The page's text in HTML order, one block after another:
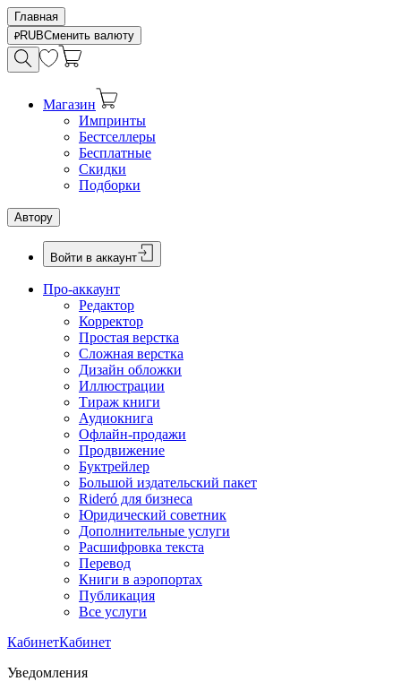
Главная
RUBСменить валюту
Магазин
Импринты
Бестселлеры
Бесплатные
Скидки
Подборки
Автору
Войти в аккаунт
Про-аккаунт
Редактор
Корректор
Простая верстка
Сложная верстка
Дизайн обложки
Иллюстрации
Тираж книги
Аудиокнига
Офлайн-продажи
Продвижение
Буктрейлер
Большой издательский пакет
Rideró для бизнеса
Юридический советник
Дополнительные услуги
Расшифровка текста
Перевод
Книги в аэропортах
Публикация
Все услуги
КабинетКабинет
Уведомления